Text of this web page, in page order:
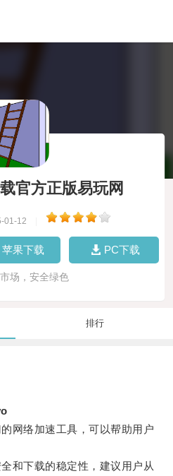
官方正版易玩网
01-12
苹果下载 PC下载
场，安全绿色
排行
络加速工具，可以帮助用户
下载的稳定性，建议用户从